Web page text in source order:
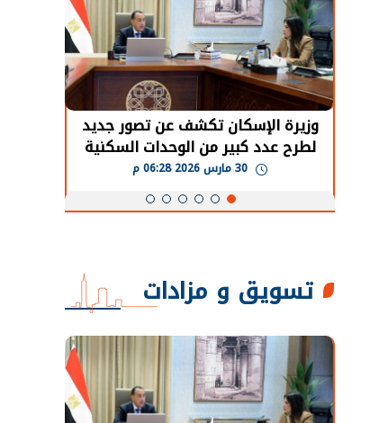
وزيرة الإسكان تكشف عن تصور جديد
لطرح عدد كبير من الوحدات السكنية
بنظام الإيجار
تسويق و مزادات